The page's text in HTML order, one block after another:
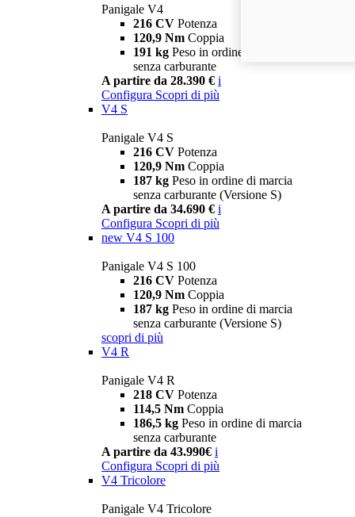
Panigale V4
216 CV Potenza
120,9 Nm Coppia
191 kg Peso in ordine di marcia
senza carburante
A partire da 28.390 € i
Configura Scopri di più
V4 S
Panigale V4 S
216 CV Potenza
120,9 Nm Coppia
187 kg Peso in ordine di marcia
senza carburante (Versione S)
A partire da 34.690 € i
Configura Scopri di più
new V4 S 100
Panigale V4 S 100
216 CV Potenza
120,9 Nm Coppia
187 kg Peso in ordine di marcia
senza carburante (Versione S)
scopri di più
V4 R
Panigale V4 R
218 CV Potenza
114,5 Nm Coppia
186,5 kg Peso in ordine di marcia
senza carburante
A partire da 43.990€ i
Configura Scopri di più
V4 Tricolore
Panigale V4 Tricolore